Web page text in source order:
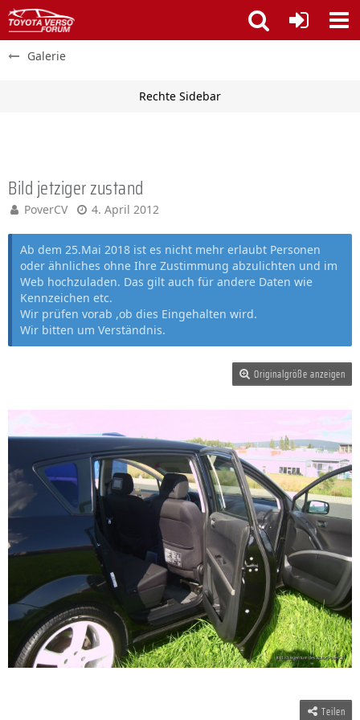
Galerie
Bild jetziger zustand
PoverCV 4. April 2012
Ab dem 25.Mai 2018 ist es nicht mehr erlaubt Personen
oder ähnliches ohne Ihre Zustimmung abzulichten und im
Web hochzuladen. Das gilt auch für andere Daten wie
Kennzeichen etc.
Wir prüfen vorab ,ob dies Eingehalten wird.
Wir bitten um Verständnis.
Originalgröße anzeigen
Teilen